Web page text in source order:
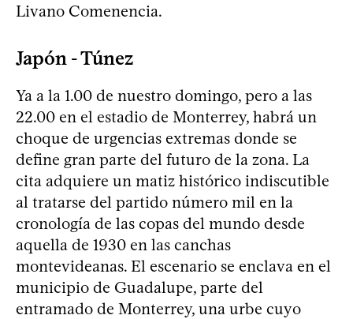
Livano Comenencia.
Japón - Túnez
Ya a la 1.00 de nuestro domingo, pero a las
22.00 en el estadio de Monterrey, habrá un
choque de urgencias extremas donde se
define gran parte del futuro de la zona. La
cita adquiere un matiz histórico indiscutible
al tratarse del partido número mil en la
cronología de las copas del mundo desde
aquella de 1930 en las canchas
montevideanas. El escenario se enclava en el
municipio de Guadalupe, parte del
entramado de Monterrey, una urbe cuyo